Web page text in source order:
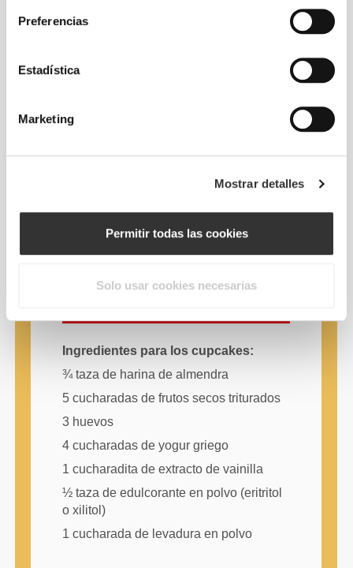
Preferencias
Estadística
Marketing
Mostrar detalles
Permitir todas las cookies
Solo usar cookies necesarias
almendra
Ingredientes para los cupcakes:
¾ taza de harina de almendra
5 cucharadas de frutos secos triturados
3 huevos
4 cucharadas de yogur griego
1 cucharadita de extracto de vainilla
½ taza de edulcorante en polvo (eritritol
o xilitol)
1 cucharada de levadura en polvo